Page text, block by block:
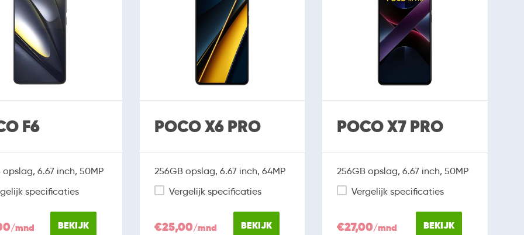
F6
opslag, 6.67 inch, 50MP
specificaties
/mnd BEKIJK
POCO X6 PRO
256GB opslag, 6.67 inch, 64MP
Vergelijk specificaties
€25,00/mnd BEKIJK
POCO X7 PRO
256GB opslag, 6.67 inch, 50MP
Vergelijk specificaties
€27,00/mnd BEKIJK